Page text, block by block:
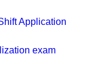
Application
exam